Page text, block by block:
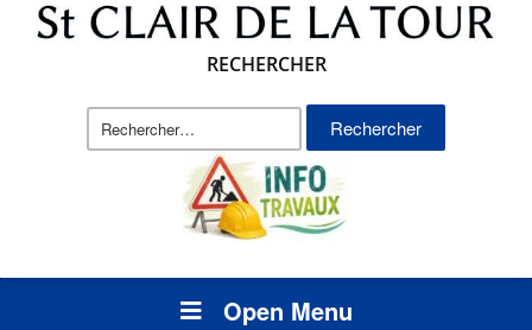
RECHERCHER
Rechercher :
Open Menu